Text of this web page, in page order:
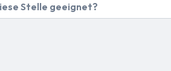
Stelle geeignet?